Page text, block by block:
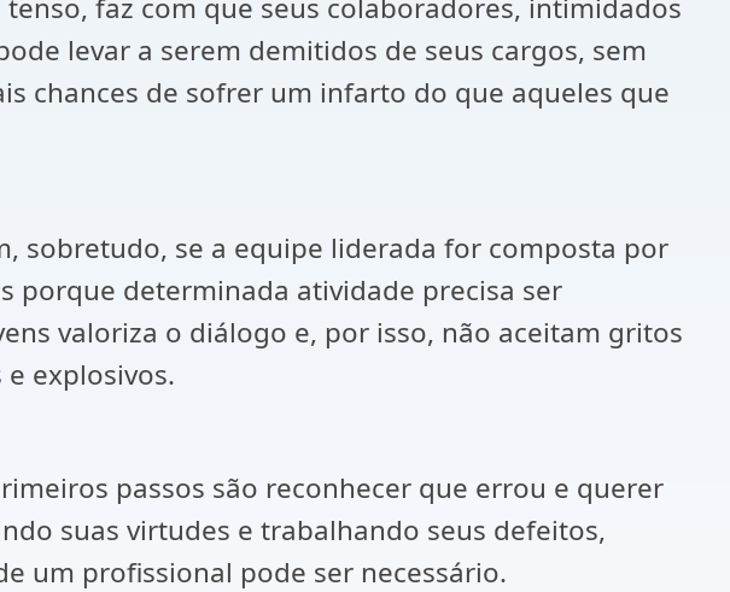
faz com que seus colaboradores, intimidados
levar a serem demitidos de seus cargos, sem
chances de sofrer um infarto do que aqueles que
sobretudo, se a equipe liderada for composta por
porque determinada atividade precisa ser
valoriza o diálogo e, por isso, não aceitam gritos
explosivos.
passos são reconhecer que errou e querer
suas virtudes e trabalhando seus defeitos,
um profissional pode ser necessário.